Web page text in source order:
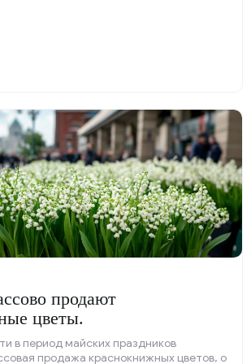
продают
цветы.
в период майских праздников
продажа краснокнижных цветов, о